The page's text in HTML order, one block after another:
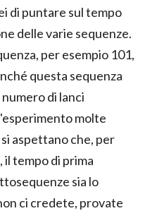
di puntare sul tempo
delle varie sequenze.
per esempio 101,
questa sequenza
di lanci
molte
aspettano che, per
tempo di prima
sia lo
ci credete, provate